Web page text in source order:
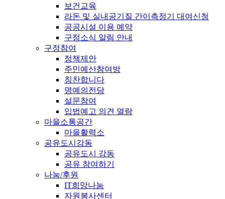
보건교육
라돈 및 실내공기질 간이측정기 대여신청
공공시설 이용 예약
구정소식 알림 안내
구정참여
정책제안
주민예산참여방
칭찬합니다
명예의전당
설문참여
입법예고 의견 열람
마을소통공간
마을활력소
공유도시강동
공유도시 강동
공유 참여하기
나눔/후원
IT희망나눔
자원봉사센터